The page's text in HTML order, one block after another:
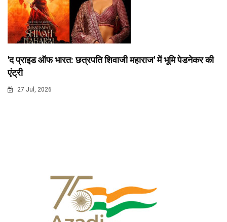
'द प्राइड ऑफ भारत: छत्रपति शिवाजी महाराज' में भूमि पेडनेकर की
एंट्री
27 Jul, 2026